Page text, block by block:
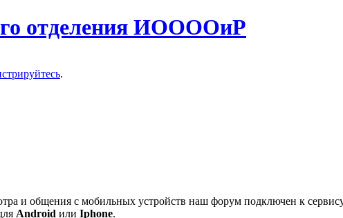
отделения ИООООиР
.
и общения с мобильных устройств наш форум подключен к
Android или Iphone.